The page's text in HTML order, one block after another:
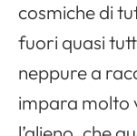
cosmiche di
fuori quasi
neppure a
impara molto